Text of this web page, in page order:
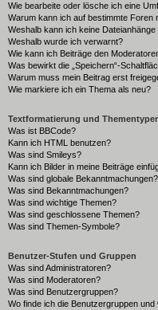
Wie bearbeite oder lösche ich eine
Warum kann ich auf bestimmte Foren
Weshalb kann ich keine Dateianhänge
Weshalb wurde ich verwarnt?
Wie kann ich Beiträge den
Was bewirkt die „Speichern“-
Warum muss mein Beitrag erst
Wie markiere ich ein Thema als neu?
Textformatierung und
Was ist BBCode?
Kann ich HTML benutzen?
Was sind Smileys?
Kann ich Bilder in meine Beiträge
Was sind globale Bekanntmachungen?
Was sind Bekanntmachungen?
Was sind wichtige Themen?
Was sind geschlossene Themen?
Was sind Themen-Symbole?
Benutzer-Stufen und Gruppen
Was sind Administratoren?
Was sind Moderatoren?
Was sind Benutzergruppen?
Wo finde ich die Benutzergruppen und